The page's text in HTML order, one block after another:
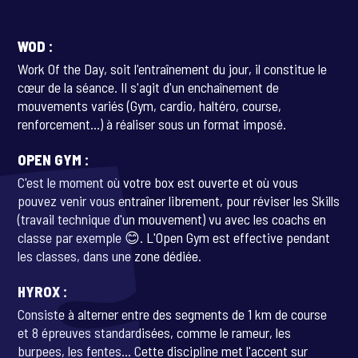
WOD :
Work Of the Day, soit l'entraînement du jour, il constitue le
cœur de la séance. Il s'agit d'un enchaînement de
mouvements variés (Gym, cardio, haltéro, course,
renforcement…) à réaliser sous un format imposé.
OPEN GYM :
C'est le moment où votre box est ouverte et où vous
pouvez venir vous entraîner librement, pour réviser les Skills
(travail technique d'un mouvement) vu avec les coachs en
classe par exemple 😊. L'Open Gym est effective pendant
les classes, dans une zone dédiée.
HYROX :
Consiste à alterner entre des segments de 1 km de course
et 8 épreuves standardisées, comme le rameur, les
burpees, les fentes... Cette discipline met l'accent sur